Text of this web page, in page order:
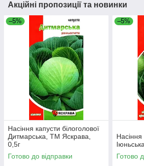
Акційні пропозиції та новинки
–5%
Насіння капусти білоголової
Дитмарська, ТМ Яскрава,
0,5г
Готово до відправки
–5%
Насіння
Готово